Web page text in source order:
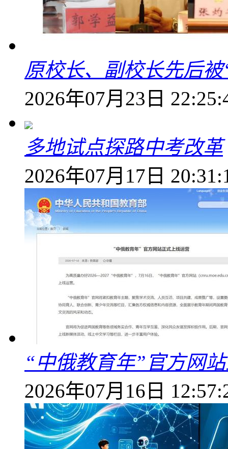
原校长、副校长先后
2026年07月23日
多地试点探路中考改革
2026年07月17日
“中俄教育年”官方网
2026年07月16日